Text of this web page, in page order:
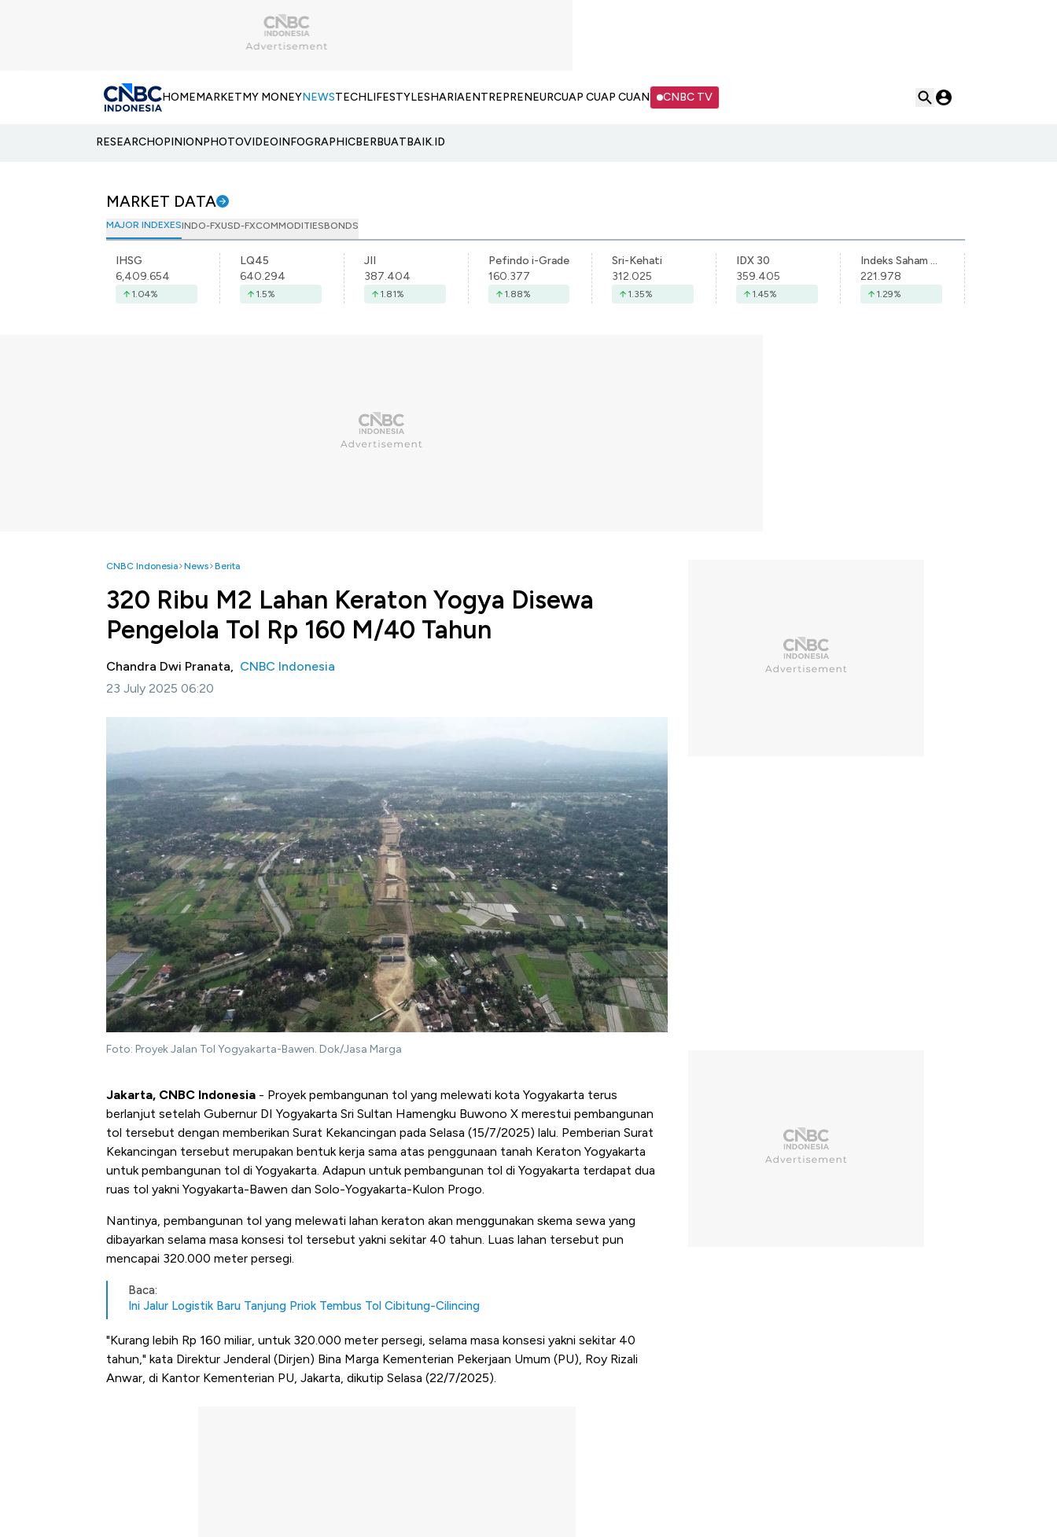
HOMEMARKETMY MONEYNEWSTECHLIFESTYLESHARIAENTREPRENEURCUAP CUAP CUAN CNBC TV
RESEARCHOPINIONPHOTOVIDEOINFOGRAPHICBERBUATBAIK.ID
MARKET DATA
MAJOR INDEXESINDO-FXUSD-FXCOMMODITIESBONDS
IHSG
6,409.654
1.04%
LQ45
640.294
1.5%
JII
387.404
1.81%
Pefindo i-Grade
160.377
1.88%
Sri-Kehati
312.025
1.35%
IDX 30
359.405
1.45%
Indeks Saham Syariah Indonesia
221.978
1.29%
CNBC Indonesia News Berita
320 Ribu M2 Lahan Keraton Yogya Disewa
Pengelola Tol Rp 160 M/40 Tahun
Chandra Dwi Pranata, CNBC Indonesia
23 July 2025 06:20
Foto: Proyek Jalan Tol Yogyakarta-Bawen. Dok/Jasa Marga
Jakarta, CNBC Indonesia - Proyek pembangunan tol yang melewati kota Yogyakarta terus
berlanjut setelah Gubernur DI Yogyakarta Sri Sultan Hamengku Buwono X merestui pembangunan
tol tersebut dengan memberikan Surat Kekancingan pada Selasa (15/7/2025) lalu. Pemberian Surat
Kekancingan tersebut merupakan bentuk kerja sama atas penggunaan tanah Keraton Yogyakarta
untuk pembangunan tol di Yogyakarta. Adapun untuk pembangunan tol di Yogyakarta terdapat dua
ruas tol yakni Yogyakarta-Bawen dan Solo-Yogyakarta-Kulon Progo.
Nantinya, pembangunan tol yang melewati lahan keraton akan menggunakan skema sewa yang
dibayarkan selama masa konsesi tol tersebut yakni sekitar 40 tahun. Luas lahan tersebut pun
mencapai 320.000 meter persegi.
Baca:
Ini Jalur Logistik Baru Tanjung Priok Tembus Tol Cibitung-Cilincing
"Kurang lebih Rp 160 miliar, untuk 320.000 meter persegi, selama masa konsesi yakni sekitar 40
tahun," kata Direktur Jenderal (Dirjen) Bina Marga Kementerian Pekerjaan Umum (PU), Roy Rizali
Anwar, di Kantor Kementerian PU, Jakarta, dikutip Selasa (22/7/2025).